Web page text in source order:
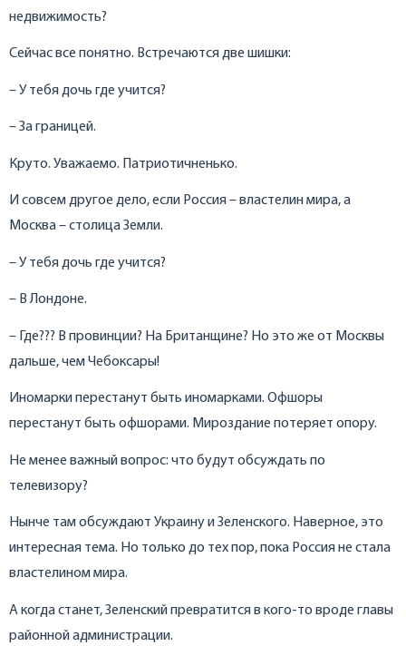
недвижимость?
Сейчас все понятно. Встречаются две шишки:
– У тебя дочь где учится?
– За границей.
Круто. Уважаемо. Патриотичненько.
И совсем другое дело, если Россия – властелин мира, а
Москва – столица Земли.
– У тебя дочь где учится?
– В Лондоне.
– Где??? В провинции? На Британщине? Но это же от Москвы
дальше, чем Чебоксары!
Иномарки перестанут быть иномарками. Офшоры
перестанут быть офшорами. Мироздание потеряет опору.
Не менее важный вопрос: что будут обсуждать по
телевизору?
Нынче там обсуждают Украину и Зеленского. Наверное, это
интересная тема. Но только до тех пор, пока Россия не стала
властелином мира.
А когда станет, Зеленский превратится в кого-то вроде главы
районной администрации.